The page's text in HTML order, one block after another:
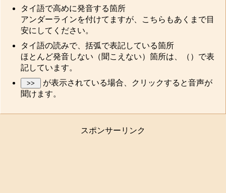
タイ語で高めに発音する箇所
アンダーラインを付けてますが、こちらもあくまで目
安にしてください。
タイ語の読みで、括弧で表記している箇所
ほとんど発音しない（聞こえない）箇所は、（）で表
記しています。
が表示されている場合、クリックすると音声が
聞けます。
スポンサーリンク